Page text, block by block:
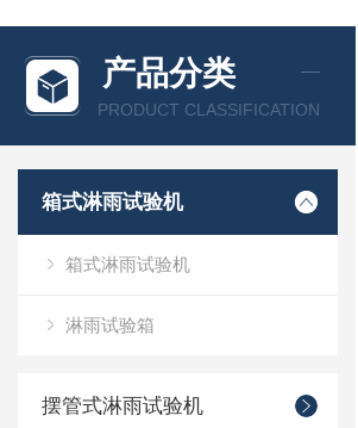
产品分类
PRODUCT CLASSIFICATION
箱式淋雨试验机
箱式淋雨试验机
淋雨试验箱
摆管式淋雨试验机